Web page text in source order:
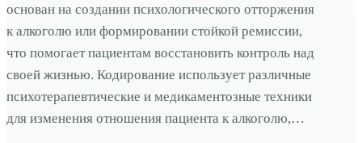
основан на создании психологического отторжения
к алкоголю или формировании стойкой ремиссии,
что помогает пациентам восстановить контроль над
своей жизнью. Кодирование использует различные
психотерапевтические и медикаментозные техники
для изменения отношения пациента к алкоголю,…